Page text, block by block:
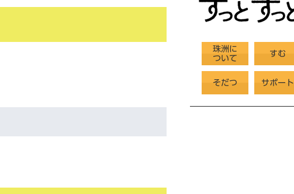
珠洲に
ついて
すむ
そだつ サポート